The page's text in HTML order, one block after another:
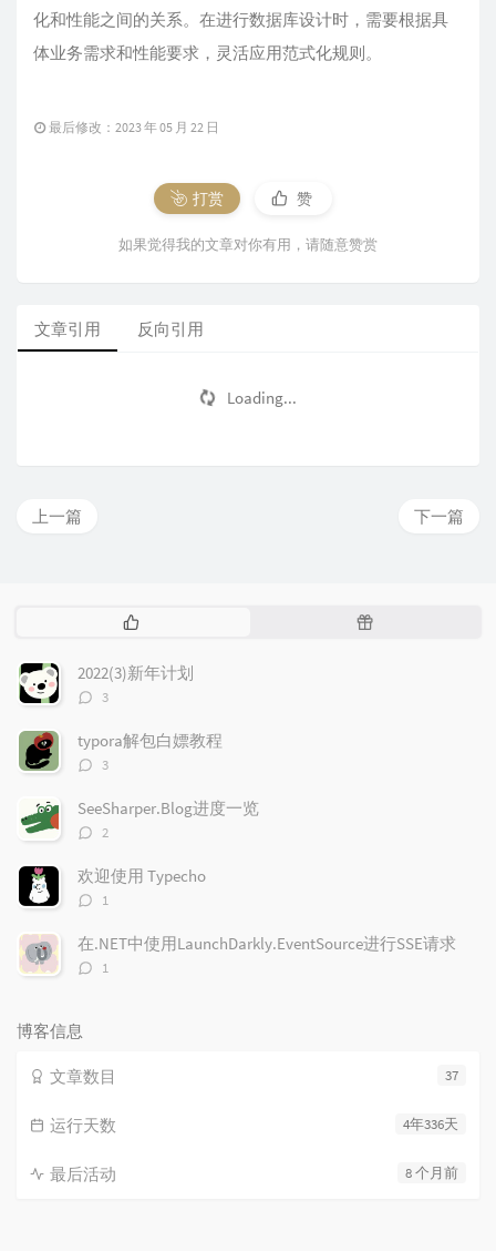
化和性能之间的关系。在进行数据库设计时，需要根据具
体业务需求和性能要求，灵活应用范式化规则。
最后修改：2023 年 05 月 22 日
打赏 赞
如果觉得我的文章对你有用，请随意赞赏
文章引用 反向引用
Loading...
下一篇
上一篇
文
随
2022(3)新年计划
评
数：
3
typora解包白嫖教程
评
数：
3
SeeSharper.Blog进度一览
评
数：
2
欢迎使用 Typecho
评
数：
1
在.NET中使用LaunchDarkly.EventSource进行SSE请求
评1
博客信息
37
文章数目
4年336天
运行天数
8 个月前
最后活动